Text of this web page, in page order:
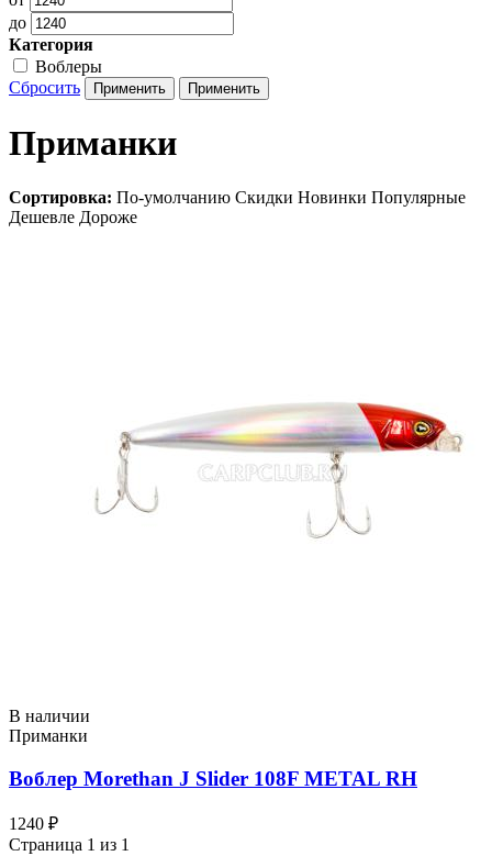
до
Категория
Воблеры
Сбросить
Приманки
Сортировка: По-умолчанию Скидки Новинки Популярные
Дешевле Дороже
В наличии
Приманки
Воблер Morethan J Slider 108F METAL RH
1240 ₽
Страница 1 из 1